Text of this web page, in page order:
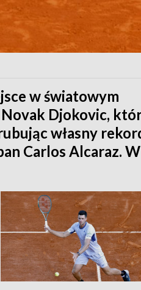
w światowym
Djokovic,
własny
Carlos Alcaraz. W